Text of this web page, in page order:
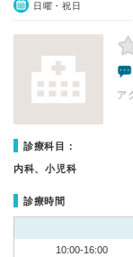
日曜・祝日
ア
診療科目：
内科、小児科
診療時間
10:00-16:00